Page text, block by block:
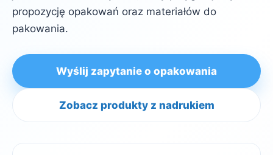
propozycję opakowań oraz materiałów do
pakowania.
Wyślij zapytanie o opakowania
Zobacz produkty z nadrukiem